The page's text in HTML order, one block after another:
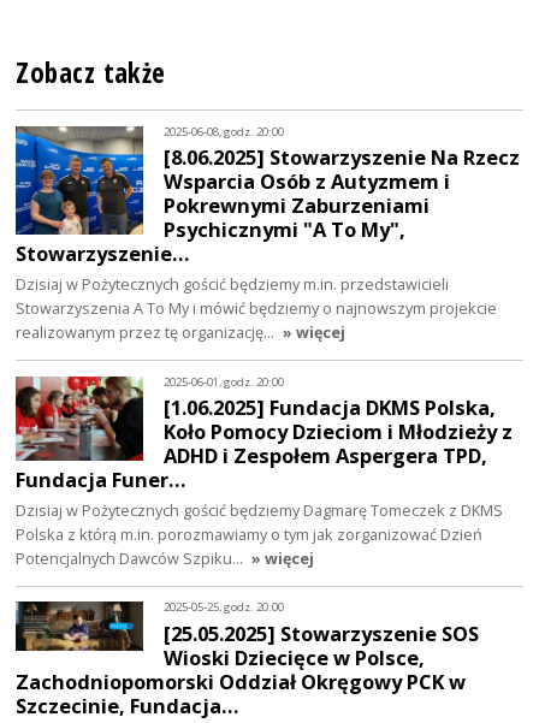
Zobacz także
2025-06-08, godz. 20:00
[8.06.2025] Stowarzyszenie Na Rzecz
Wsparcia Osób z Autyzmem i
Pokrewnymi Zaburzeniami
Psychicznymi "A To My",
Stowarzyszenie…
Dzisiaj w Pożytecznych gościć będziemy m.in. przedstawicieli
Stowarzyszenia A To My i mówić będziemy o najnowszym projekcie
realizowanym przez tę organizację… » więcej
2025-06-01, godz. 20:00
[1.06.2025] Fundacja DKMS Polska,
Koło Pomocy Dzieciom i Młodzieży z
ADHD i Zespołem Aspergera TPD,
Fundacja Funer…
Dzisiaj w Pożytecznych gościć będziemy Dagmarę Tomeczek z DKMS
Polska z którą m.in. porozmawiamy o tym jak zorganizować Dzień
Potencjalnych Dawców Szpiku… » więcej
2025-05-25, godz. 20:00
[25.05.2025] Stowarzyszenie SOS
Wioski Dziecięce w Polsce,
Zachodniopomorski Oddział Okręgowy PCK w
Szczecinie, Fundacja…